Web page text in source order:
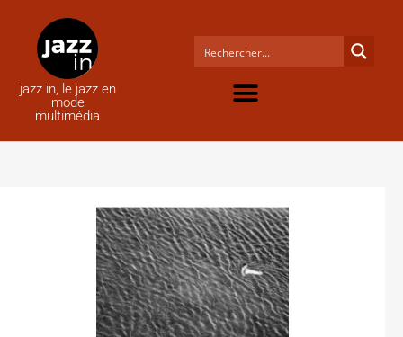
jazz in, le jazz en
mode
multimédia